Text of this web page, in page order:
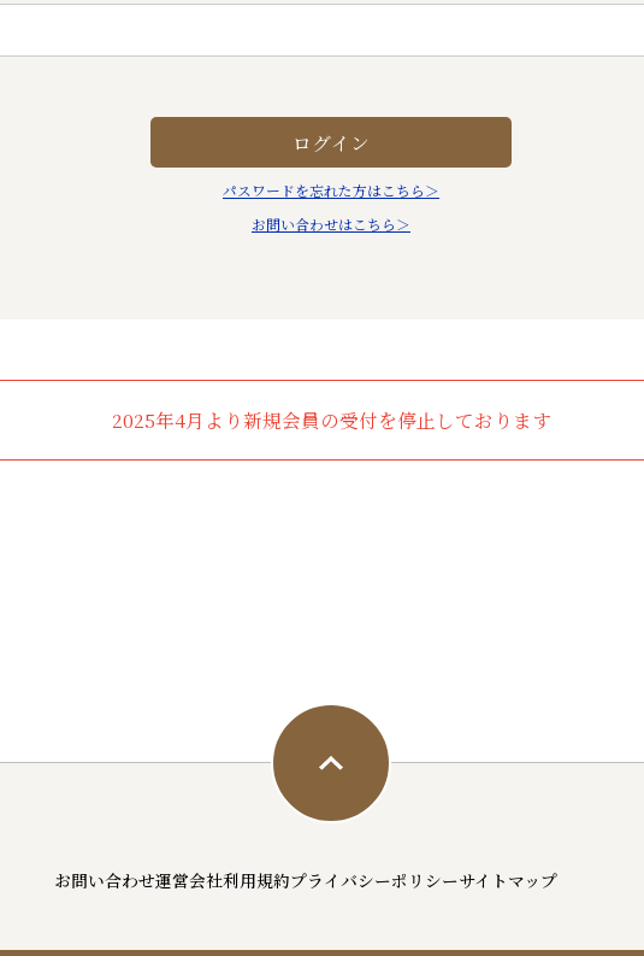
パスワードを忘れた方はこちら＞
お問い合わせはこちら＞
2025年4月より新規会員の受付を停止しております
お問い合わせ運営会社利用規約プライバシーポリシーサイトマップ